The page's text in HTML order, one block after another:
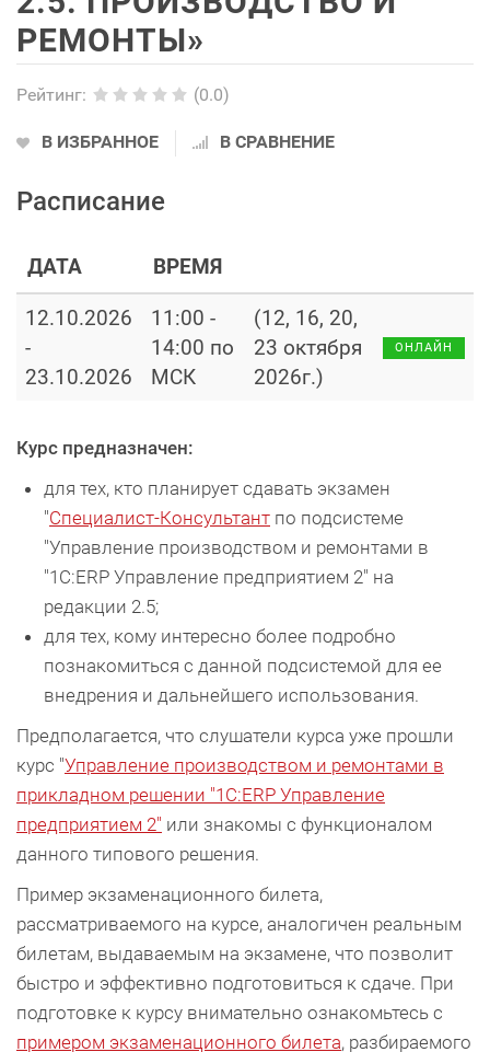
РЕМОНТЫ»
Рейтинг: (0.0)
В ИЗБРАННОЕ В СРАВНЕНИЕ
Расписание
ДАТА ВРЕМЯ
12.10.2026
-
23.10.2026
11:00 -
14:00 по
МСК
(12, 16, 20,
23 октября
2026г.)
ОНЛАЙН
Курс предназначен:
для тех, кто планирует сдавать экзамен
"Специалист-Консультант по подсистеме
"Управление производством и ремонтами в
"1С:ERP Управление предприятием 2" на
редакции 2.5;
для тех, кому интересно более подробно
познакомиться с данной подсистемой для ее
внедрения и дальнейшего использования.
Предполагается, что слушатели курса уже прошли
курс "Управление производством и ремонтами в
прикладном решении "1С:ERP Управление
предприятием 2" или знакомы с функционалом
данного типового решения.
Пример экзаменационного билета,
рассматриваемого на курсе, аналогичен реальным
билетам, выдаваемым на экзамене, что позволит
быстро и эффективно подготовиться к сдаче. При
подготовке к курсу внимательно ознакомьтесь с
примером экзаменационного билета, разбираемого